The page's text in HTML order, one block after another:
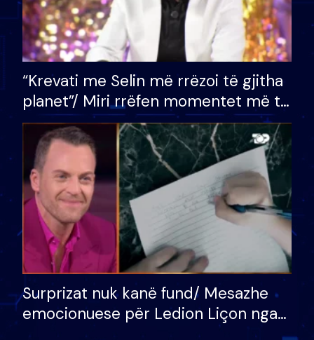
“Krevati me Selin më rrëzoi të gjitha
planet”/ Miri rrëfen momentet më të
bukura në shtëpinë e BB VIP: Do më
mungojë zilja e mëngjesit kur…
Surprizat nuk kanë fund/ Mesazhe
emocionuese për Ledion Liçon nga
nëna dhe fëmijët e tij, moderatori